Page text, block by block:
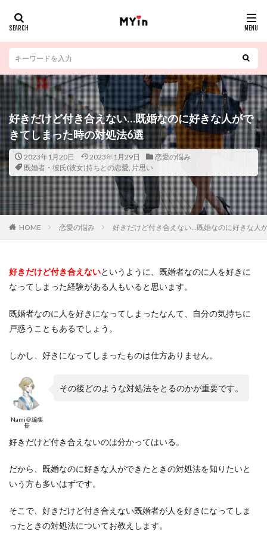
好きだけど付き合えない…既婚なのに好きな人がで
きてしまった時の対処法6選
2023年1月20日 2023年1月29日
恋愛の悩み
既婚者・彼氏(彼女)持ちとの恋愛, 片思い
HOME 恋愛の悩み 好きだけど付き合えない…既婚なのに好きな人
好きだけど付き合えないというように、既婚者なのに人を好きに
なってしまった経験がある人もいると思います。
既婚者なのに人を好きになってしまったなんて、自分の気持ちに
戸惑うこともあるでしょう。
しかし、好きになってしまったものは仕方ありません。
Nami＠編集
長
その後どのような対処法をとるのかが重要です。
好きだけど付き合えないのは分かってはいる。
だから、既婚なのに好きな人ができたときの対処法を知りたいと
いう方も多いはずです。
そこで、好きだけど付き合えない既婚者が人を好きになってしま
ったときの対処法についてお教えします。